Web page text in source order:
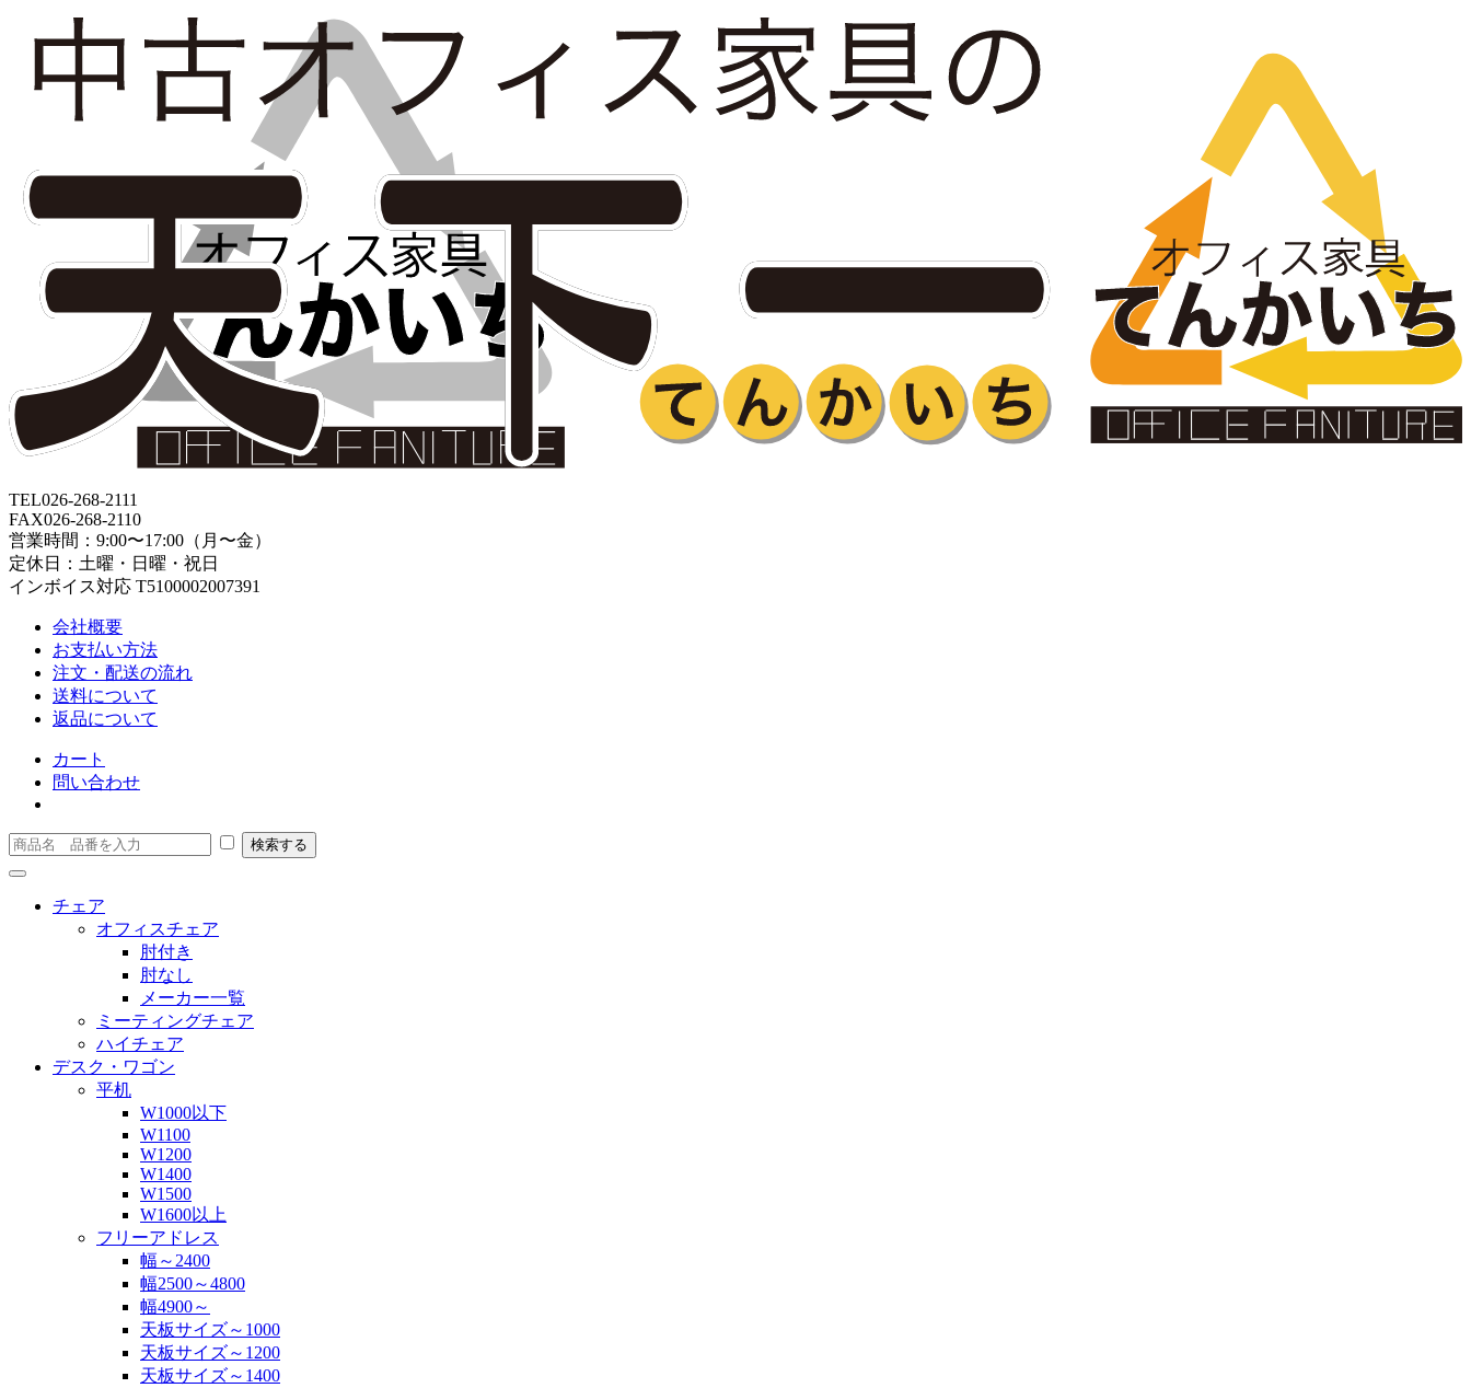
TEL026-268-2111
FAX026-268-2110
営業時間：9:00〜17:00（月〜金）
定休日：土曜・日曜・祝日
インボイス対応 T5100002007391
会社概要
お支払い方法
注文・配送の流れ
送料について
返品について
カート
問い合わせ
チェア
オフィスチェア
肘付き
肘なし
メーカー一覧
ミーティングチェア
ハイチェア
デスク・ワゴン
平机
W1000以下
W1100
W1200
W1400
W1500
W1600以上
フリーアドレス
幅～2400
幅2500～4800
幅4900～
天板サイズ～1000
天板サイズ～1200
天板サイズ～1400